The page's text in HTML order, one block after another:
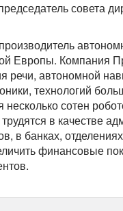
совета
Европы. Компания
речи, автономной
технологий
несколько сотен
в качестве
в банках,
финансовые